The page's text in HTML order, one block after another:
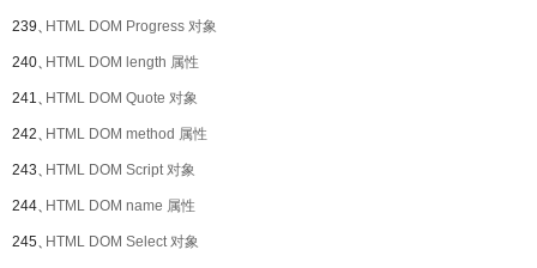
239、HTML DOM Progress 对象
240、HTML DOM length 属性
241、HTML DOM Quote 对象
242、HTML DOM method 属性
243、HTML DOM Script 对象
244、HTML DOM name 属性
245、HTML DOM Select 对象